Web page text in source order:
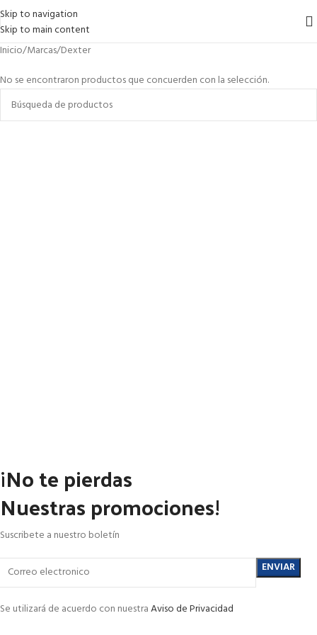
Skip to navigation
Skip to main content
Inicio Marcas Dexter
No se encontraron productos que concuerden con la selección.
¡No te pierdas
Nuestras promociones!
Suscribete a nuestro boletín
Se utilizará de acuerdo con nuestraAviso de Privacidad